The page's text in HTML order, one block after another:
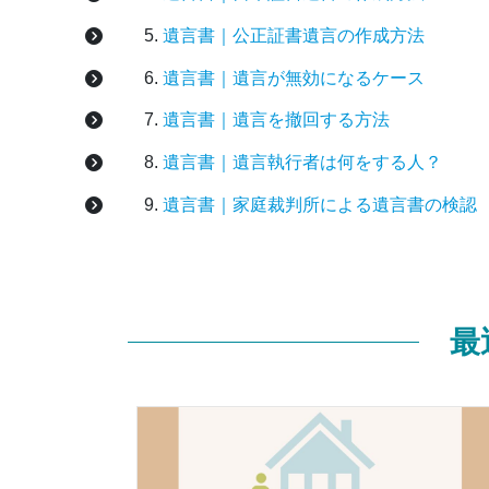
遺言書｜公正証書遺言の作成方法
遺言書｜遺言が無効になるケース
遺言書｜遺言を撤回する方法
遺言書｜遺言執行者は何をする人？
遺言書｜家庭裁判所による遺言書の検認
最